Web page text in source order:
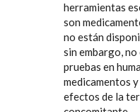
herramientas
son
no están
sin embargo, no
pruebas en
medicamentos
efectos de la